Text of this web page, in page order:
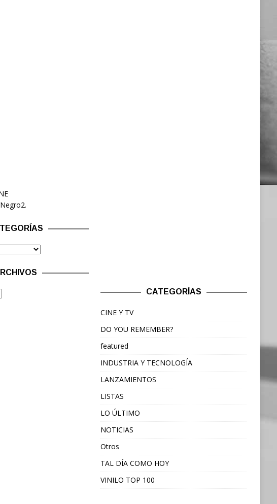
CATEGORÍAS
CINE Y TV
DO YOU REMEMBER?
featured
INDUSTRIA Y TECNOLOGÍA
LANZAMIENTOS
LISTAS
LO ÚLTIMO
NOTICIAS
Otros
TAL DÍA COMO HOY
VINILO TOP 100